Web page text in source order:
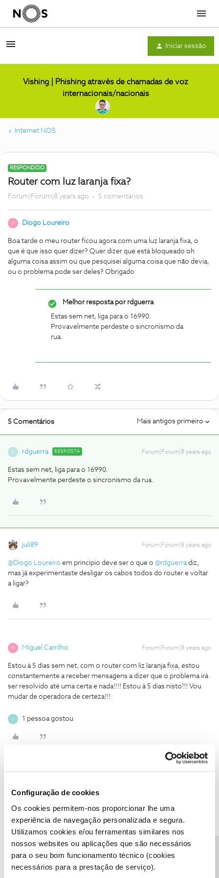
Configuração de cookies
Os cookies permitem-nos proporcionar lhe uma
experiência de navegação personalizada e segura.
Utilizamos cookies e/ou ferramentas similares nos
nossos websites ou aplicações que são necessários
para o seu bom funcionamento técnico (cookies
necessários para a prestação de serviço).
Menu
Iniciar sessão
Vishing | Phishing através de chamadas de voz
internacionais/nacionais
Internet NOS
RESPONDIDO
Router com luz laranja fixa?
Forum|Forum|8 years ago 5 comentários
D Diogo Loureiro
Boa tarde o meu router ficou agora com uma luz laranja fixa, o
que é que isso quer dizer? Quer dizer que está bloqueado oh
alguma coisa assim ou que pesquisei alguma coisa que não devia,
ou o problema pode ser deles? Obrigado
Melhor resposta porrdguerra
Estas sem net, liga para o 16990.
Provavelmente perdeste o sincronismo da
rua.
5 Comentários Mais antigos primeiro
R rdguerra RESPOSTA Forum|Forum|8 years ago
Estas sem net, liga para o 16990.
Provavelmente perdeste o sincronismo da rua.
juli89 Forum|Forum|8 years ago
@Diogo Loureiro em principio deve ser o que o @rdguerradiz,
mas já experimentaste desligar os cabos todos do router e voltar
a ligar?
M Miguel Carrilho Forum|Forum|8 years ago
Estou à 5 dias sem net, com o router com liz laranja fixa, estou
constantemente a receber mensagens a dizer que o problema irá
ser resolvido até uma certa e nada!!!! Estou à 5 dias nisto!!! Vou
mudar de operadora de certeza!!!
1 pessoa gostou
Que mais se poderá dizer???
No limite, dê conhecimento a quem de direito...
https://www.anacom.pt/render.jsp?categoryId=373735